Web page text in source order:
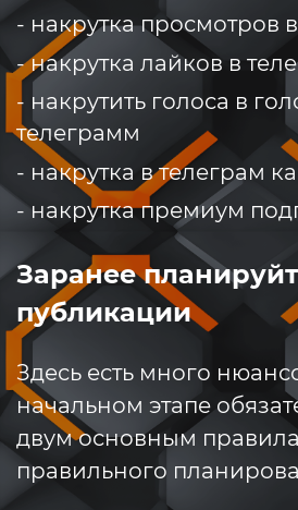
- накрутка просмотров
- накрутка лайков в
- накрутить голоса в
телеграмм
- накрутка в телеграм
- накрутка премиум
Заранее
публикации
Здесь есть много
начальном этапе
двум основным
правильного